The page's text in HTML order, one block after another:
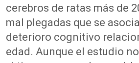
cerebros de ratas más de
mal plegadas que se
deterioro cognitivo
edad. Aunque el estudio